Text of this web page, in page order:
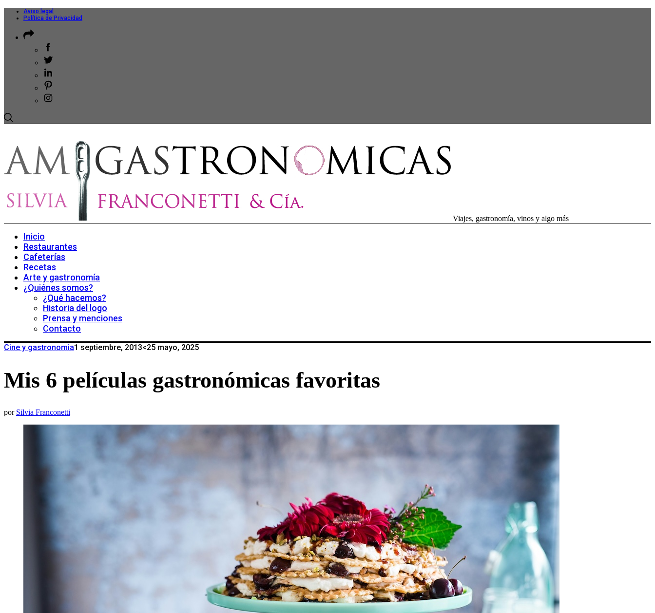
Aviso legal
Política de Privacidad
Viajes, gastronomía, vinos y algo más
Inicio
Restaurantes
Cafeterías
Recetas
Arte y gastronomía
¿Quiénes somos?
¿Qué hacemos?
Historia del logo
Prensa y menciones
Contacto
Cine y gastronomia1 septiembre, 2013<25 mayo, 2025
Mis 6 películas gastronómicas favoritas
por Silvia Franconetti